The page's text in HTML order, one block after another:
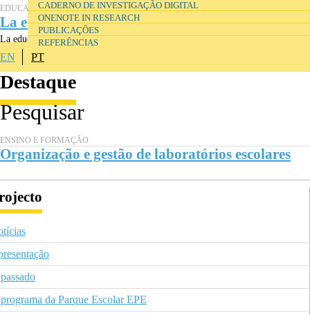
CADERNO DE INVESTIGAÇÃO DIGITAL
ONENOTE IN RESEARCH
PUBLICAÇÕES
REFERÊNCIAS
EN PT
EDUCAÇÃO
La educación en la Encrucijada
La educación en la encrucijada, de Mariano Fernández Enguita, constituye un
ambicioso y documentado análisis de los retos que el mundo...
Destaque
ENSINO E FORMAÇÃO
Organização e gestão de laboratórios escolares
da Parque Escolar EPE